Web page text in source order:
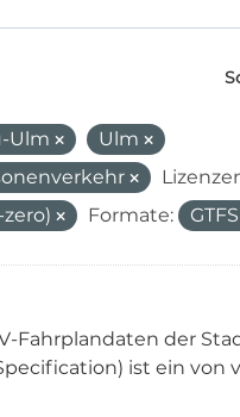
Ulm
Ulm
Formate: GTFS
Fahrplandaten der
ist ein von